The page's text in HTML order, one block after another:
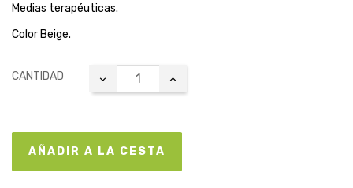
Medias terapéuticas.
Color Beige.
CANTIDAD
AÑADIR A LA CESTA